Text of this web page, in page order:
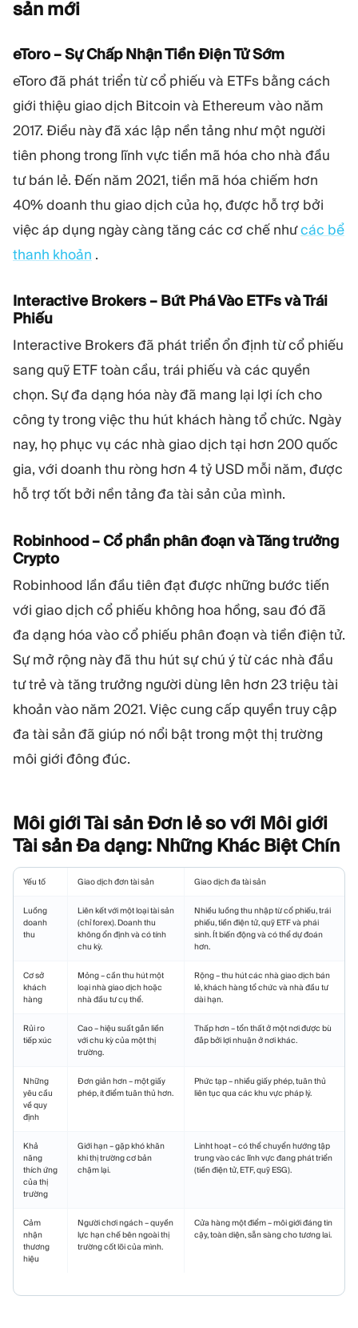
sản mới
eToro – Sự Chấp Nhận Tiền Điện Tử Sớm
eToro đã phát triển từ cổ phiếu và ETFs bằng cách
giới thiệu giao dịch Bitcoin và Ethereum vào năm
2017. Điều này đã xác lập nền tảng như một người
tiên phong trong lĩnh vực tiền mã hóa cho nhà đầu
tư bán lẻ. Đến năm 2021, tiền mã hóa chiếm hơn
40% doanh thu giao dịch của họ, được hỗ trợ bởi
việc áp dụng ngày càng tăng các cơ chế nhưcác bể
thanh khoản .
Interactive Brokers – Bứt Phá Vào ETFs và Trái
Phiếu
Interactive Brokers đã phát triển ổn định từ cổ phiếu
sang quỹ ETF toàn cầu, trái phiếu và các quyền
chọn. Sự đa dạng hóa này đã mang lại lợi ích cho
công ty trong việc thu hút khách hàng tổ chức. Ngày
nay, họ phục vụ các nhà giao dịch tại hơn 200 quốc
gia, với doanh thu ròng hơn 4 tỷ USD mỗi năm, được
hỗ trợ tốt bởi nền tảng đa tài sản của mình.
Robinhood – Cổ phần phân đoạn và Tăng trưởng
Crypto
Robinhood lần đầu tiên đạt được những bước tiến
với giao dịch cổ phiếu không hoa hồng, sau đó đã
đa dạng hóa vào cổ phiếu phân đoạn và tiền điện tử.
Sự mở rộng này đã thu hút sự chú ý từ các nhà đầu
tư trẻ và tăng trưởng người dùng lên hơn 23 triệu tài
khoản vào năm 2021. Việc cung cấp quyền truy cập
đa tài sản đã giúp nó nổi bật trong một thị trường
môi giới đông đúc.
Môi giới Tài sản Đơn lẻ so với Môi giới
Tài sản Đa dạng: Những Khác BiệtChín
Yếu tố Giao dịch đơn tài sản Giao dịch đa tài sản
Luồng
doanh
thu
Liên kết với một loại tài sản
(chỉ forex). Doanh thu
không ổn định và có tính
chu kỳ.
Nhiều luồng thu nhập từ cổ phiếu, trái
phiếu, tiền điện tử, quỹ ETF và phái
sinh. Ít biến động và có thể dự đoán
hơn.
Cơ sở
khách
hàng
Mỏng – cần thu hút một
loại nhà giao dịch hoặc
nhà đầu tư cụ thể.
Rộng – thu hút các nhà giao dịch bán
lẻ, khách hàng tổ chức và nhà đầu tư
dài hạn.
Rủi ro
tiếp xúc
Cao – hiệu suất gắn liền
với chu kỳ của một thị
trường.
Thấp hơn – tổn thất ở một nơi được bù
đắp bởi lợi nhuận ở nơi khác.
Những
yêu cầu
về quy
định
Đơn giản hơn – một giấy
phép, ít điểm tuân thủ hơn.
Phức tạp – nhiều giấy phép, tuân thủ
liên tục qua các khu vực pháp lý.
Khả
năng
thích ứng
của thị
trường
Giới hạn – gặp khó khăn
khi thị trường cơ bản
chậm lại.
Linht hoạt – có thể chuyển hướng tập
trung vào các lĩnh vực đang phát triển
(tiền điện tử, ETF, quỹ ESG).
Cảm
nhận
thương
hiệu
Người chơi ngách – quyền
lực hạn chế bên ngoài thị
trường cốt lõi của mình.
Cửa hàng một điểm – môi giới đáng tin
cậy, toàn diện, sẵn sàng cho tương lai.